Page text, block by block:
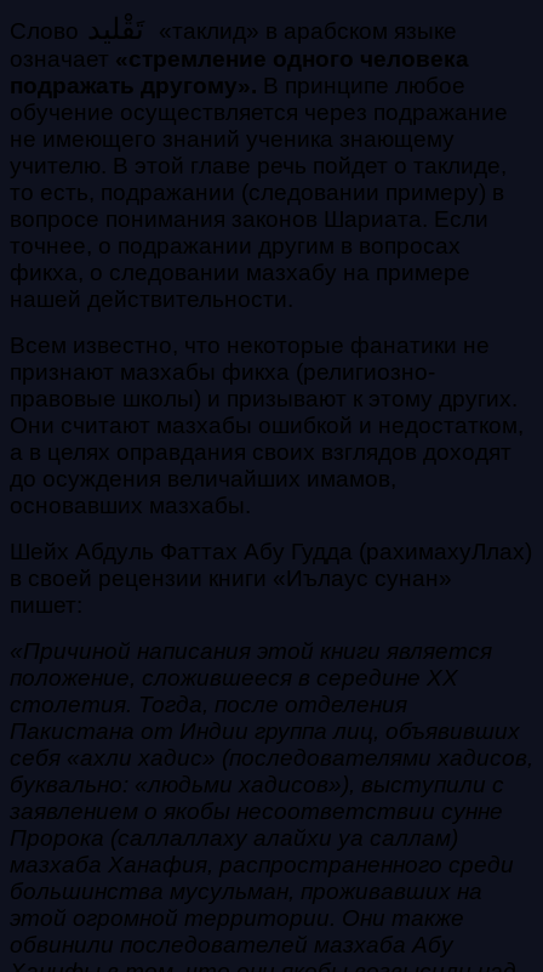
Слово
«таклид» в арабском языке
означает «стремление одного человека
подражать другому». В принципе любое
обучение осуществляется через подражание
не имеющего знаний ученика знающему
учителю. В этой главе речь пойдет о таклиде,
то есть, подражании (следовании примеру) в
вопросе понимания законов Шариата. Если
точнее, о подражании другим в вопросах
фикха, о следовании мазхабу на примере
нашей действительности.
Всем известно, что некоторые фанатики не
признают мазхабы фикха (религиозно-
правовые школы) и призывают к этому других.
Они считают мазхабы ошибкой и недостатком,
а в целях оправдания своих взглядов доходят
до осуждения величайших имамов,
основавших мазхабы.
Шейх Абдуль Фаттах Абу Гудда (рахимахуЛлах)
в своей рецензии книги «Иълаус сунан»
пишет:
«Причиной написания этой книги является
положение, сложившееся в середине XX
столетия. Тогда, после отделения
Пакистана от Индии группа лиц, объявивших
себя «ахли хадис» (последователями хадисов,
буквально: «людьми хадисов»), выступили с
заявлением о якобы несоответствии сунне
Пророка (саллаллаху алайхи уа саллам)
мазхаба Ханафия, распространенного среди
большинства мусульман, проживавших на
этой огромной территории. Они также
обвинили последователей мазхаба Абу